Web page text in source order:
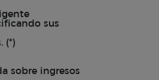
sus
(*)
sobre ingresos